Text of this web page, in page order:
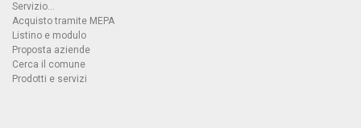
Servizio...
Acquisto tramite MEPA
Listino e modulo
Proposta aziende
Cerca il comune
Prodotti e servizi